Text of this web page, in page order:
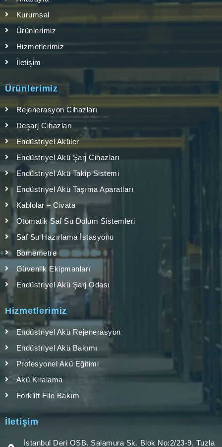
Kurumsal
Ürünlerimiz
Hizmetlerimiz
İletişim
Ürünlerimiz
Rejenerasyon Cihazları
Deşarj Cihazları
Endüstriyel Aküler
Endüstriyel Akü Şarj Cihazları
Endüstriyel Akü Takip Sistemi
Endüstriyel Akü Taşıma Aparatları
Kablolar – Civata
Otomatik Saf Su Dolum Sistemleri
Saf Su Hazırlama İstasyonu
Bomemetre
Güvenlik Ekipmanları
Endüstriyel Akü Şarj Odası
Hizmetlerimiz
Endüstriyel Akü Rejenerasyon
Endüstriyel Akü Bakımı
Profesyonel Akü Eğitimi
Akü Kiralama
Forklift Filo Bakım
İletişim
İstanbul Deri OSB. Salamura Sk. Blok No:2/23-9, Tuzla